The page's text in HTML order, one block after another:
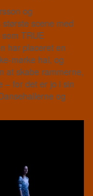
og
scene med
TRUE
har placeret en
mørke hal, og
at skabe rammerne,
– for det er jo i sin
og